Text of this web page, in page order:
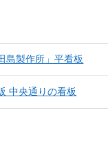
島製作所」平看板
中央通りの看板